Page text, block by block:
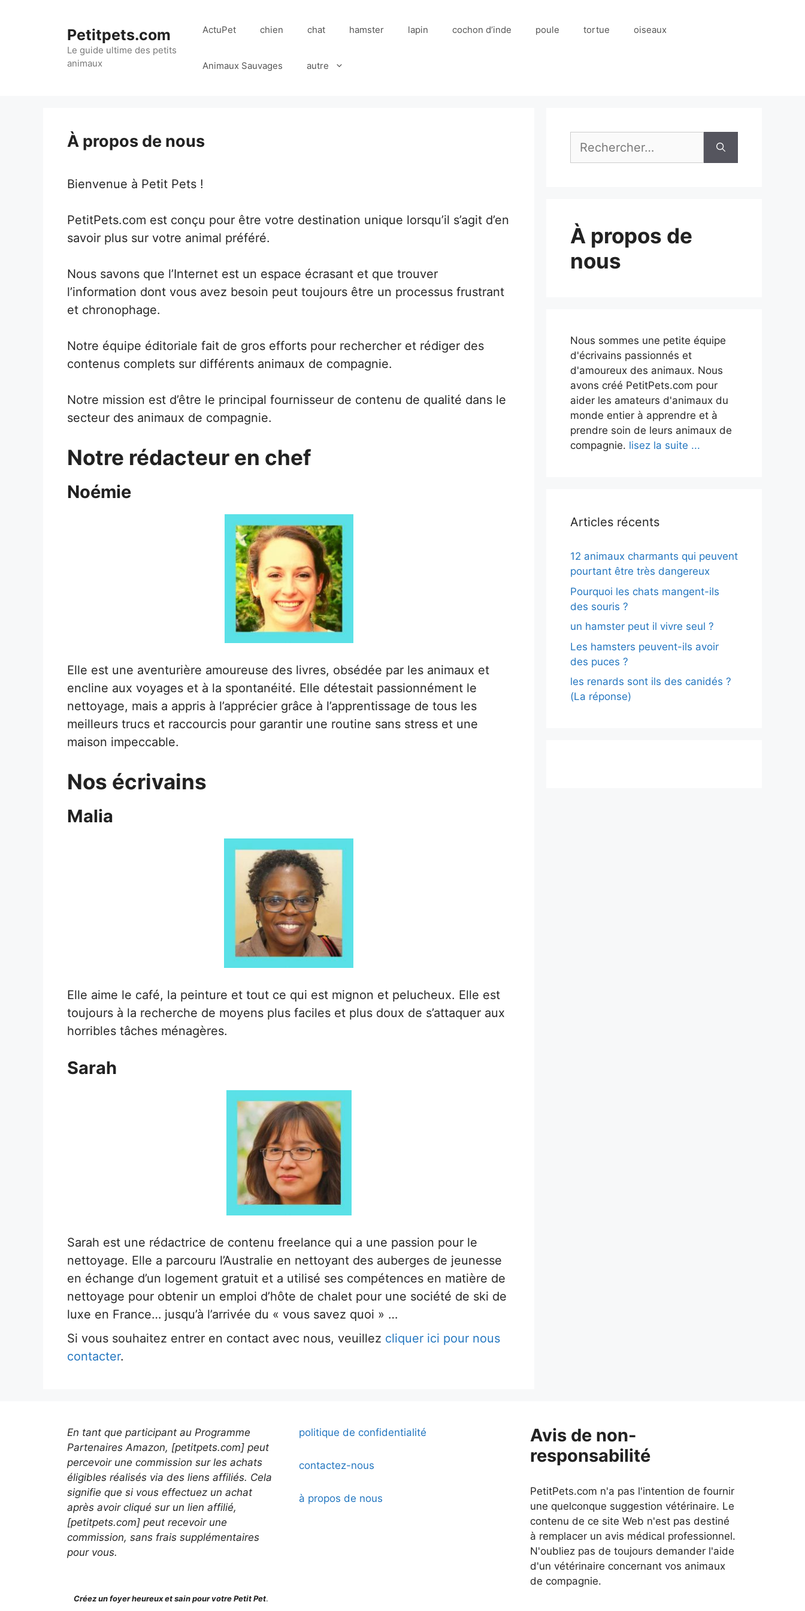
Petitpets.com
Le guide ultime des petits
animaux
ActuPet chien chat hamster lapin cochon d’inde poule tortue oiseaux
Animaux Sauvages autre
À propos de nous
Bienvenue à Petit Pets !
PetitPets.com est conçu pour être votre destination unique lorsqu’il s’agit d’en
savoir plus sur votre animal préféré.
Nous savons que l’Internet est un espace écrasant et que trouver
l’information dont vous avez besoin peut toujours être un processus frustrant
et chronophage.
Notre équipe éditoriale fait de gros efforts pour rechercher et rédiger des
contenus complets sur différents animaux de compagnie.
Notre mission est d’être le principal fournisseur de contenu de qualité dans le
secteur des animaux de compagnie.
Notre rédacteur en chef
Noémie
Elle est une aventurière amoureuse des livres, obsédée par les animaux et
encline aux voyages et à la spontanéité. Elle détestait passionnément le
nettoyage, mais a appris à l’apprécier grâce à l’apprentissage de tous les
meilleurs trucs et raccourcis pour garantir une routine sans stress et une
maison impeccable.
Nos écrivains
Malia
Elle aime le café, la peinture et tout ce qui est mignon et pelucheux. Elle est
toujours à la recherche de moyens plus faciles et plus doux de s’attaquer aux
horribles tâches ménagères.
Sarah
Sarah est une rédactrice de contenu freelance qui a une passion pour le
nettoyage. Elle a parcouru l’Australie en nettoyant des auberges de jeunesse
en échange d’un logement gratuit et a utilisé ses compétences en matière de
nettoyage pour obtenir un emploi d’hôte de chalet pour une société de ski de
luxe en France… jusqu’à l’arrivée du « vous savez quoi » …
Si vous souhaitez entrer en contact avec nous, veuillez cliquer ici pour nous
contacter.
À propos de
nous
Nous sommes une petite équipe
d'écrivains passionnés et
d'amoureux des animaux. Nous
avons créé PetitPets.com pour
aider les amateurs d'animaux du
monde entier à apprendre et à
prendre soin de leurs animaux de
compagnie. lisez la suite ...
Articles récents
12 animaux charmants qui peuvent
pourtant être très dangereux
Pourquoi les chats mangent-ils
des souris ?
un hamster peut il vivre seul ?
Les hamsters peuvent-ils avoir
des puces ?
les renards sont ils des canidés ?
(La réponse)
En tant que participant au Programme
Partenaires Amazon, [petitpets.com] peut
percevoir une commission sur les achats
éligibles réalisés via des liens affiliés. Cela
signifie que si vous effectuez un achat
après avoir cliqué sur un lien affilié,
[petitpets.com] peut recevoir une
commission, sans frais supplémentaires
pour vous.
Créez un foyer heureux et sain pour votre Petit Pet.
politique de confidentialité
contactez-nous
à propos de nous
Avis de non-
responsabilité
PetitPets.com n'a pas l'intention de fournir
une quelconque suggestion vétérinaire. Le
contenu de ce site Web n'est pas destiné
à remplacer un avis médical professionnel.
N'oubliez pas de toujours demander l'aide
d'un vétérinaire concernant vos animaux
de compagnie.